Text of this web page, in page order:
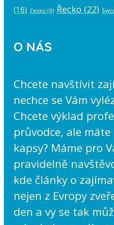
(16) česko (9) Řecko (22)
O NÁS
Chcete navštívit
nechce se Vám
Chcete výklad
průvodce, ale
kapsy? Máme pro
pravidelně
kde články o
nejen z Evropy
den a vy se tak